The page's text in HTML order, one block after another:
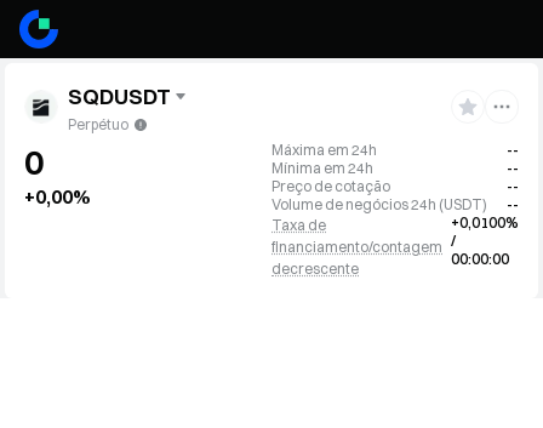
SQDUSDT
Perpétuo
0
+0,00%
Máxima em 24h
--
Mínima em 24h
--
Preço de cotação
--
Volume de negócios 24h (USDT)
--
Taxa de
financiamento/contagem
decrescente
+0,0100%
/
00:00:00